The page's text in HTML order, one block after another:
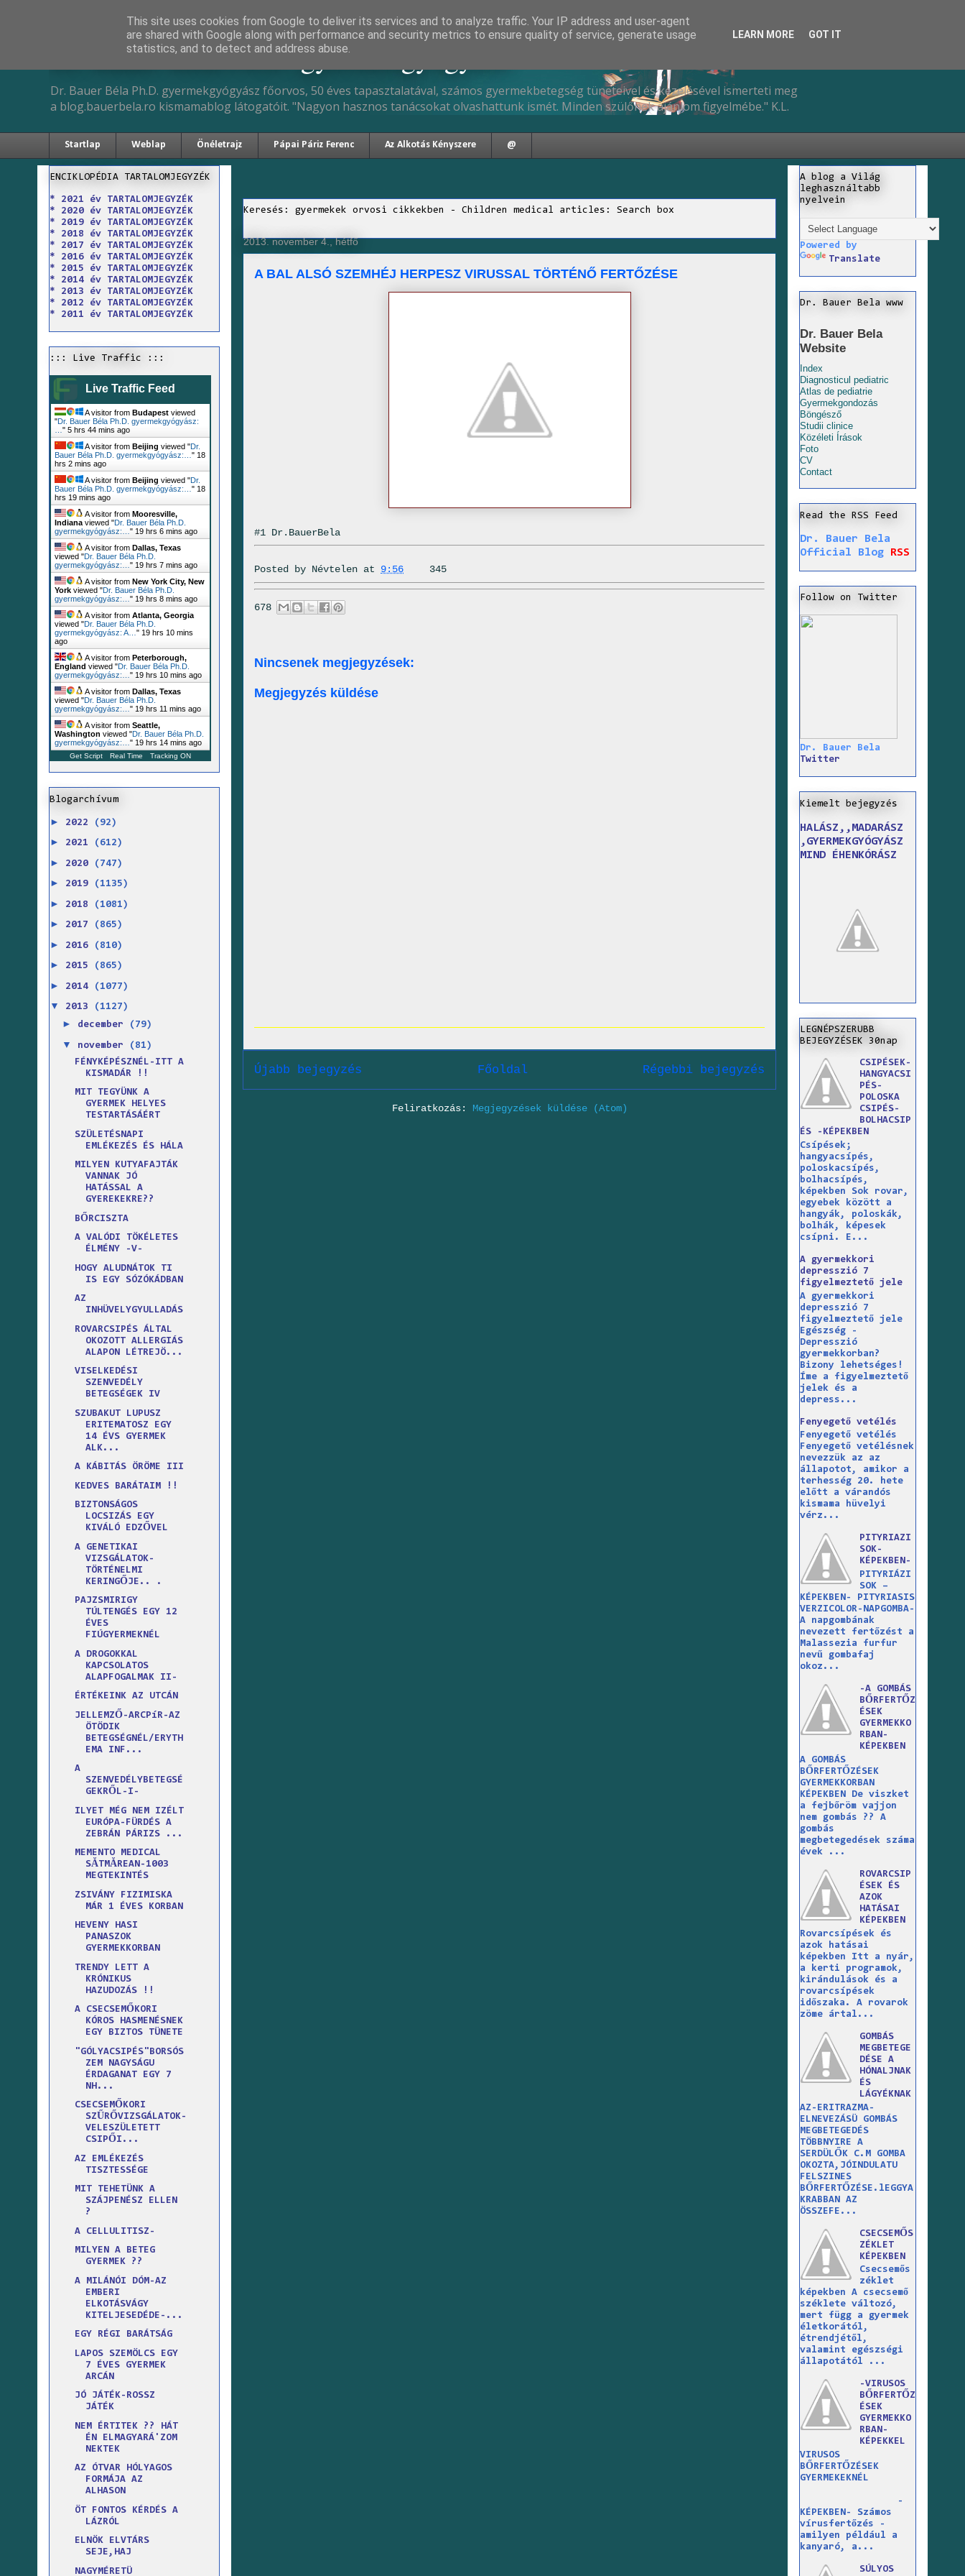
Dr. Bauer Béla Ph.D. gyermekgyógyász
Dr. Bauer Béla Ph.D. gyermekgyógyász főorvos, 50 éves tapasztalatával, számos gyermekbetegség tüneteivel és kezelésével ismerteti meg
a blog.bauerbela.ro kismamablog látogatóit. "Nagyon hasznos tanácsokat olvashattunk ismét. Minden szülőnek ajánlom figyelmébe." K.L.
Startlap Weblap Önéletrajz Pápai Páriz Ferenc Az Alkotás Kényszere @
Keresés: gyermekek orvosi cikkekben - Children medical articles: Search box
2013. november 4., hétfő
A BAL ALSÓ SZEMHÉJ HERPESZ VIRUSSAL TÖRTÉNŐ FERTŐZÉSE
#1 Dr.BauerBela
Posted by Névtelen at 9:56 345
678
Nincsenek megjegyzések:
Megjegyzés küldése
Újabb bejegyzés Régebbi bejegyzés
Főoldal
Feliratkozás: Megjegyzések küldése (Atom)
ENCIKLOPÉDIA TARTALOMJEGYZÉK
* 2021 év TARTALOMJEGYZÉK
* 2020 év TARTALOMJEGYZÉK
* 2019 év TARTALOMJEGYZÉK
* 2018 év TARTALOMJEGYZÉK
* 2017 év TARTALOMJEGYZÉK
* 2016 év TARTALOMJEGYZÉK
* 2015 év TARTALOMJEGYZÉK
* 2014 év TARTALOMJEGYZÉK
* 2013 év TARTALOMJEGYZÉK
* 2012 év TARTALOMJEGYZÉK
* 2011 év TARTALOMJEGYZÉK
::: Live Traffic :::
Live Traffic Feed
A visitor from Budapest viewed
"Dr. Bauer Béla Ph.D. gyermekgyógyász:
" 5 hrs 44 mins ago
A visitor from Beijing viewed "Dr.
Bauer Béla Ph.D. gyermekgyógyász:… " 18
hrs 2 mins ago
A visitor from Beijing viewed "Dr.
Bauer Béla Ph.D. gyermekgyógyász:… " 18
hrs 19 mins ago
A visitor from Mooresville,
Indiana viewed "Dr. Bauer Béla Ph.D.
gyermekgyógyász:… " 19 hrs 6 mins ago
A visitor from Dallas, Texas
viewed "Dr. Bauer Béla Ph.D.
gyermekgyógyász:… " 19 hrs 7 mins ago
A visitor from New York City, New
York viewed "Dr. Bauer Béla Ph.D.
gyermekgyógyász:… " 19 hrs 8 mins ago
A visitor from Atlanta, Georgia
viewed "Dr. Bauer Béla Ph.D.
gyermekgyógyász: A… " 19 hrs 10 mins
ago
A visitor from Peterborough,
England viewed "Dr. Bauer Béla Ph.D.
gyermekgyógyász:… " 19 hrs 10 mins ago
A visitor from Dallas, Texas
viewed "Dr. Bauer Béla Ph.D.
gyermekgyógyász:… " 19 hrs 11 mins ago
A visitor from Seattle,
Washington viewed "Dr. Bauer Béla Ph.D.
gyermekgyógyász:… " 19 hrs 14 mins ago
Get Script Real Time Tracking ON
Blogarchívum
► 2022 (92)
► 2021 (612)
► 2020 (747)
► 2019 (1135)
► 2018 (1081)
► 2017 (865)
► 2016 (810)
► 2015 (865)
► 2014 (1077)
▼ 2013 (1127)
► december (79)
▼ november
(81)
FÉNYKÉPÉSZNÉL-ITT A
KISMADÁR !!
MIT TEGYÜNK A
GYERMEK HELYES
TESTARTÁSÁÉRT
SZÜLETÉSNAPI
EMLÉKEZÉS ÉS HÁLA
MILYEN KUTYAFAJTÁK
VANNAK JÓ
HATÁSSAL A
GYEREKEKRE??
BŐRCISZTA
A VALÓDI TÖKÉLETES
ÉLMÉNY -V-
HOGY ALUDNÁTOK TI
IS EGY SÓZÓKÁDBAN
AZ
INHÜVELYGYULLADÁS
ROVARCSIPÉS ÁLTAL
OKOZOTT ALLERGIÁS
ALAPON LÉTREJÖ...
VISELKEDÉSI
SZENVEDÉLY
BETEGSÉGEK IV
SZUBAKUT LUPUSZ
ERITEMATOSZ EGY
14 ÉVS GYERMEK
ALK...
A KÁBITÁS ÖRÖME III
KEDVES BARÁTAIM !!
BIZTONSÁGOS
LOCSIZÁS EGY
KIVÁLÓ EDZŐVEL
A GENETIKAI
VIZSGÁLATOK-
TÖRTÉNELMI
KERINGŐJE.. .
PAJZSMIRIGY
TÚLTENGÉS EGY 12
ÉVES
FIÚGYERMEKNÉL
A DROGOKKAL
KAPCSOLATOS
ALAPFOGALMAK II-
ÉRTÉKEINK AZ UTCÁN
JELLEMZŐ-ARCPíR-AZ
ÖTÖDIK
BETEGSÉGNÉL/ERYTH
EMA INF...
A
SZENVEDÉLYBETEGSÉ
GEKRŐL-I-
ILYET MÉG NEM IZÉLT
EURÓPA-FÜRDÉS A
ZEBRÁN PÁRIZS ...
MEMENTO MEDICAL
SĂTMĂREAN-1003
MEGTEKINTÉS
ZSIVÁNY FIZIMISKA
MÁR 1 ÉVES KORBAN
HEVENY HASI
PANASZOK
GYERMEKKORBAN
TRENDY LETT A
KRÓNIKUS
HAZUDOZÁS !!
A CSECSEMŐKORI
KÓROS HASMENÉSNEK
EGY BIZTOS TÜNETE
"GÓLYACSIPÉS"BORSÓS
ZEM NAGYSÁGU
ÉRDAGANAT EGY 7
NH...
CSECSEMŐKORI
SZŰRŐVIZSGÁLATOK-
VELESZÜLETETT
CSIPŐI...
AZ EMLÉKEZÉS
TISZTESSÉGE
MIT TEHETÜNK A
SZÁJPENÉSZ ELLEN
?
A CELLULITISZ-
MILYEN A BETEG
GYERMEK ??
A MILÁNÓI DÓM-AZ
EMBERI
ELKOTÁSVÁGY
KITELJESEDÉDE-...
EGY RÉGI BARÁTSÁG
LAPOS SZEMÖLCS EGY
7 ÉVES GYERMEK
ARCÁN
JÓ JÁTÉK-ROSSZ
JÁTÉK
NEM ÉRTITEK ?? HÁT
ÉN ELMAGYARÁ'ZOM
NEKTEK
AZ ÓTVAR HÓLYAGOS
FORMÁJA AZ
ALHASON
ÖT FONTOS KÉRDÉS A
LÁZRÓL
ELNÖK ELVTÁRS
SEJE,HAJ
NAGYMÉRETÜ
A blog a Világ
leghasználtabb
nyelvein
Powered by
Translate
Dr. Bauer Bela www
Dr. Bauer Bela
Website
Index
Diagnosticul pediatric
Atlas de pediatrie
Gyermekgondozás
Böngésző
Studii clinice
Közéleti Írások
Foto
CV
Contact
Read the RSS Feed
Dr. Bauer Bela
Official Blog
RSS
Follow on Twitter
Dr. Bauer Bela
Twitter
Kiemelt bejegyzés
HALÁSZ,,MADARÁSZ
,GYERMEKGYÓGYÁSZ
MIND ÉHENKÓRÁSZ
LEGNÉPSZERUBB
BEJEGYZÉSEK 30nap
CSIPÉSEK-
HANGYACSI
PÉS-
POLOSKA
CSIPÉS-
BOLHACSIP
ÉS -KÉPEKBEN
Csípések;
hangyacsípés,
poloskacsípés,
bolhacsípés,
képekben Sok rovar,
egyebek között a
hangyák, poloskák,
bolhák, képesek
csípni. E...
A gyermekkori
depresszió 7
figyelmeztető jele
A gyermekkori
depresszió 7
figyelmeztető jele
Egészség -
Depresszió
gyermekkorban?
Bizony lehetséges!
Íme a figyelmeztető
jelek és a
depress...
Fenyegető vetélés
Fenyegető vetélés
Fenyegető vetélésnek
nevezzük az az
állapotot, amikor a
terhesség 20. hete
előtt a várandós
kismama hüvelyi
vérz...
PITYRIAZI
SOK-
KÉPEKBEN-
PITYRIÁZI
SOK –
KÉPEKBEN- PITYRIASIS
VERZICOLOR-NAPGOMBA-
A napgombának
nevezett fertőzést a
Malassezia furfur
nevű gombafaj
okoz...
-A GOMBÁS
BŐRFERTŐZ
ÉSEK
GYERMEKKO
RBAN-
KÉPEKBEN
A GOMBÁS
BŐRFERTŐZÉSEK
GYERMEKKORBAN
KÉPEKBEN De viszket
a fejbőröm vajjon
nem gombás ?? A
gombás
megbetegedések száma
évek ...
ROVARCSIP
ÉSEK ÉS
AZOK
HATÁSAI
KÉPEKBEN
Rovarcsípések és
azok hatásai
képekben Itt a nyár,
a kerti programok,
kirándulások és a
rovarcsípések
időszaka. A rovarok
zöme ártal...
GOMBÁS
MEGBETEGE
DÉSE A
HÓNALJNAK
ÉS
LÁGYÉKNAK
AZ-ERITRAZMA-
ELNEVEZÁSÜ GOMBÁS
MEGBETEGEDÉS
TÖBBNYIRE A
SERDÜLŐK C.M GOMBA
OKOZTA,JÓINDULATU
FELSZINES
BŐRFERTŐZÉSE.lEGGYA
KRABBAN AZ
ÖSSZEFE...
CSECSEMŐS
ZÉKLET
KÉPEKBEN
Csecsemős
zéklet
képekben A csecsemő
széklete változó,
mert függ a gyermek
életkorától,
étrendjétől,
valamint egészségi
állapotától ...
-VIRUSOS
BŐRFERTŐZ
ÉSEK
GYERMEKKO
RBAN-
KÉPEKKEL
VIRUSOS
BŐRFERTŐZÉSEK
GYERMEKEKNÉL
-
KÉPEKBEN- Számos
vírusfertőzés -
amilyen például a
kanyaró, a...
SÚLYOS
This site uses cookies from Google to deliver its services and to analyze traffic. Your IP address and user-agent
are shared with Google along with performance and security metrics to ensure quality of service, generate usage
statistics, and to detect and address abuse.
LEARN MORE GOT IT